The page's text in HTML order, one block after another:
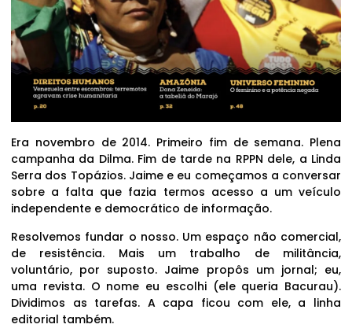
Era novembro de 2014. Primeiro fim de semana. Plena
campanha da Dilma. Fim de tarde na RPPN dele, a Linda
Serra dos Topázios. Jaime e eu começamos a conversar
sobre a falta que fazia termos acesso a um veículo
independente e democrático de informação.
Resolvemos fundar o nosso. Um espaço não comercial,
de resistência. Mais um trabalho de militância,
voluntário, por suposto. Jaime propôs um jornal; eu,
uma revista. O nome eu escolhi (ele queria Bacurau).
Dividimos as tarefas. A capa ficou com ele, a linha
editorial também.